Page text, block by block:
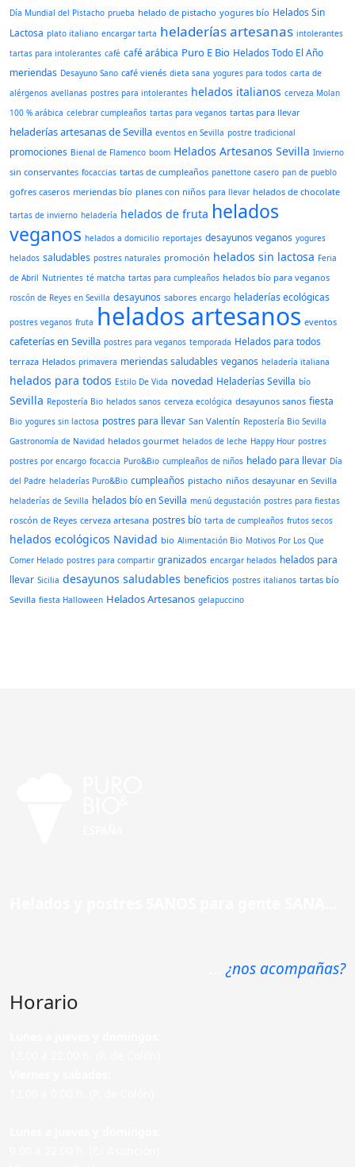
Día Mundial del Pistacho prueba helado de pistacho yogures bío Helados Sin
Lactosa plato italiano encargar tarta heladerías artesanas intolerantes
tartas para intolerantes café café arábica Puro E Bio Helados Todo El Año
meriendas Desayuno Sano café vienés dieta sana yogures para todos carta de
alérgenos avellanas postres para intolerantes helados italianos cerveza Molan
100 % arábica celebrar cumpleaños tartas para veganos tartas para llevar
heladerías artesanas de Sevilla eventos en Sevilla postre tradicional
promociones Bienal de Flamenco boom Helados Artesanos Sevilla Invierno
sin conservantes focaccias tartas de cumpleaños panettone casero pan de pueblo
gofres caseros meriendas bío planes con niños para llevar helados de chocolate
tartas de invierno heladería helados de fruta helados
veganos helados a domicilio reportajes desayunos veganos yogures
helados saludables postres naturales promoción helados sin lactosa Feria
de Abril Nutrientes té matcha tartas para cumpleaños helados bío para veganos
roscón de Reyes en Sevilla desayunos sabores encargo heladerías ecológicas
postres veganos fruta helados artesanos eventos
cafeterías en Sevilla postres para veganos temporada Helados para todos
terraza Helados primavera meriendas saludables veganos heladería italiana
helados para todos Estilo De Vida novedad Heladerías Sevilla bío
Sevilla Repostería Bio helados sanos cerveza ecológica desayunos sanos fiesta
Bio yogures sin lactosa postres para llevar San Valentín Repostería Bio Sevilla
Gastronomía de Navidad helados gourmet helados de leche Happy Hour postres
postres por encargo focaccia Puro&Bio cumpleaños de niños helado para llevar Día
del Padre heladerías Puro&Bio cumpleaños pistacho niños desayunar en Sevilla
heladerías de Sevilla helados bío en Sevilla menú degustación postres para fiestas
roscón de Reyes cerveza artesana postres bío tarta de cumpleaños frutos secos
helados ecológicos Navidad bio Alimentación Bio Motivos Por Los Que
Comer Helado postres para compartir granizados encargar helados helados para
llevar Sicilia desayunos saludables beneficios postres italianos tartas bío
Sevilla fiesta Halloween Helados Artesanos gelapuccino
¿nos acompañas?
Horario